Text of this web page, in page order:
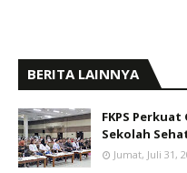
BERITA LAINNYA
FKPS
Sekolah
Jumat, Juli 31,